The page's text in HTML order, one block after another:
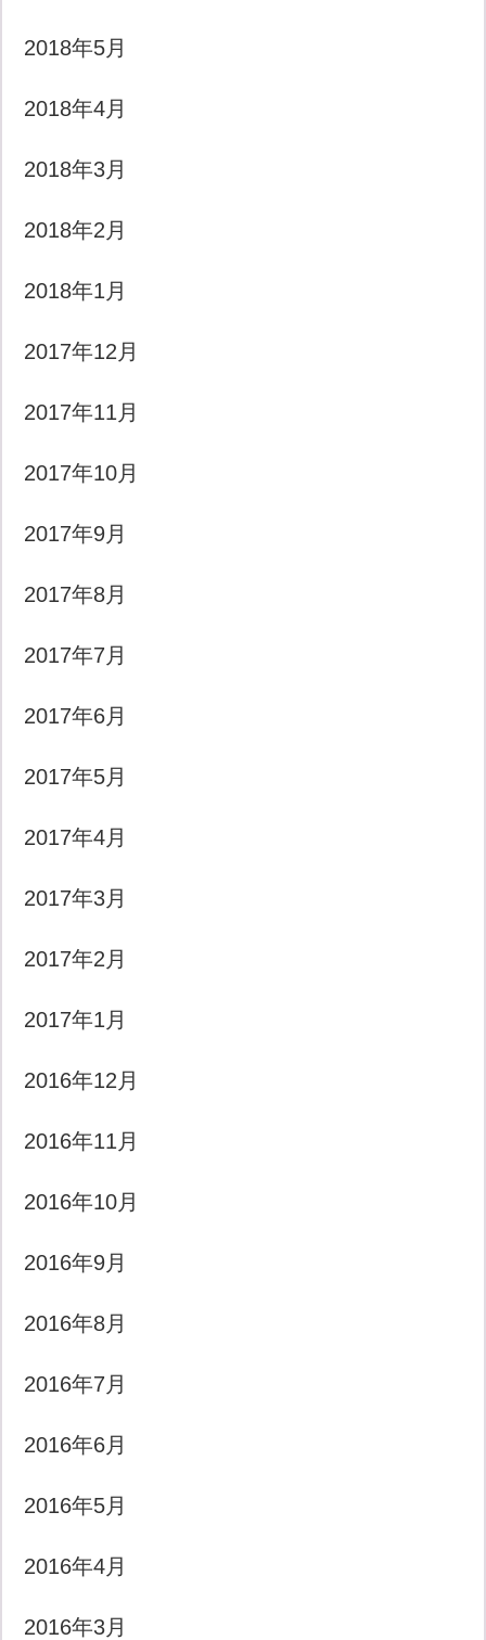
2018年5月
2018年4月
2018年3月
2018年2月
2018年1月
2017年12月
2017年11月
2017年10月
2017年9月
2017年8月
2017年7月
2017年6月
2017年5月
2017年4月
2017年3月
2017年2月
2017年1月
2016年12月
2016年11月
2016年10月
2016年9月
2016年8月
2016年7月
2016年6月
2016年5月
2016年4月
2016年3月